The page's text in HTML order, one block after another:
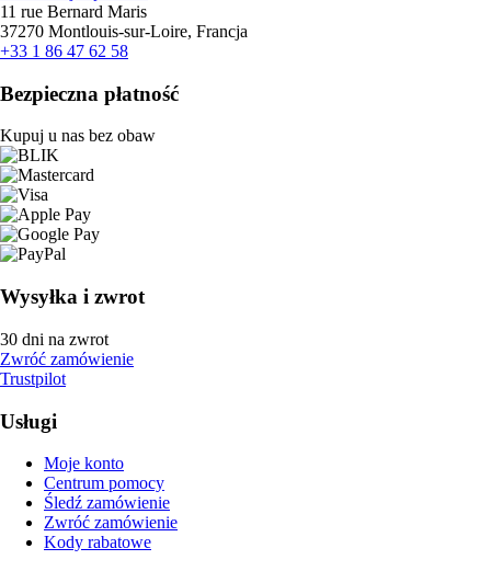
11 rue Bernard Maris
37270 Montlouis-sur-Loire, Francja
+33 1 86 47 62 58
Bezpieczna płatność
Kupuj u nas bez obaw
Wysyłka i zwrot
30 dni na zwrot
Zwróć zamówienie
Trustpilot
Usługi
Moje konto
Centrum pomocy
Śledź zamówienie
Zwróć zamówienie
Kody rabatowe